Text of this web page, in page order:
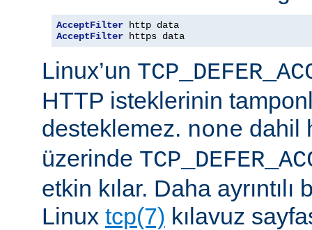
AcceptFilter
AcceptFilter https data
Linux’un
HTTP isteklerinin
desteklemez. none dahil
üzerinde
etkin kılar. Daha
Linux tcp(7) kılavuz